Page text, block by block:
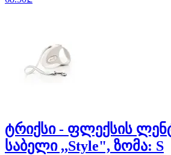
ტრიქსი - ფლექსის
საბელი ,,Style", ზომა: S